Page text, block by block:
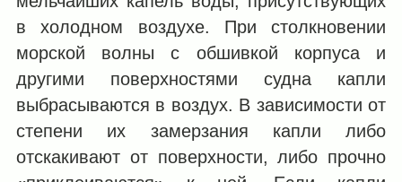
в холодном воздухе. При столкновении
морской волны с обшивкой корпуса и
другими поверхностями судна капли
выбрасываются в воздух. В зависимости от
степени их замерзания капли либо
отскакивают от поверхности, либо прочно